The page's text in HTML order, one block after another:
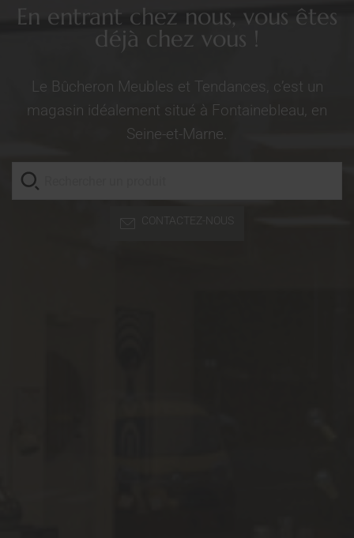
En entrant chez nous, vous êtes
déjà chez vous !
Le Bûcheron Meubles et Tendances, c’est un
magasin idéalement situé à Fontainebleau, en
Seine-et-Marne.
CONTACTEZ-NOUS